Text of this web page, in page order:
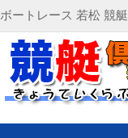
ボートレース 若松 競